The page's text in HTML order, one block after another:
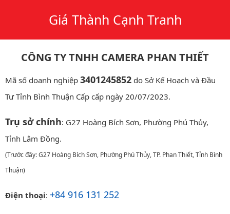
Giá Thành Cạnh Tranh
CÔNG TY TNHH CAMERA PHAN THIẾT
Mã số doanh nghiệp 3401245852 do Sở Kế Hoạch và Đầu
Tư Tỉnh Bình Thuận Cấp cấp ngày 20/07/2023.
Trụ sở chính: G27 Hoàng Bích Sơn, Phường Phú Thủy,
Tỉnh Lâm Đồng.
(Trước đây: G27 Hoàng Bích Sơn, Phường Phú Thủy, TP. Phan Thiết, Tỉnh Bình
Thuận)
Điện thoại: +84 916 131 252